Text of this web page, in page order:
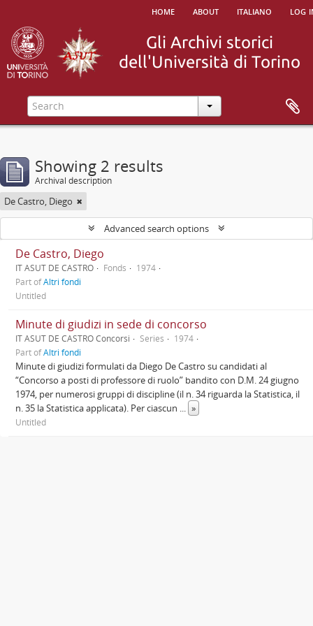
home about italiano log
Showing 2 results
Archival description
De Castro, Diego
Advanced search options
De Castro, Diego
IT ASUT DE CASTRO Fonds
1974
Part ofAltri fondi
Untitled
Minute di giudizi in sede di concorso
IT ASUT DE CASTRO Concorsi Series
1974
Part ofAltri fondi
Minute di giudizi formulati da Diego De Castro su candidati al
“Concorso a posti di professore di ruolo” bandito con D.M. 24 giugno
1974, per numerosi gruppi di discipline (il n. 34 riguarda la Statistica, il
n. 35 la Statistica applicata). Per ciascun ... »
Untitled